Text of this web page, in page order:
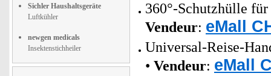
Sichler Haushaltsgeräte
Luftkühler
newgen medicals
Insektenstichheiler
360°-Schutzhülle
Vendeur: eMall
Universal-Reise-
• Vendeur: eMall